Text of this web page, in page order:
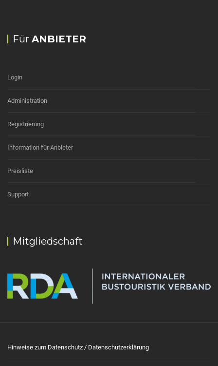
Für ANBIETER
Login
Administration
Registrierung
Information für Anbieter
Preisliste
Support
Mitgliedschaft
Hinweise zum Datenschutz / Datenschutzerklärung